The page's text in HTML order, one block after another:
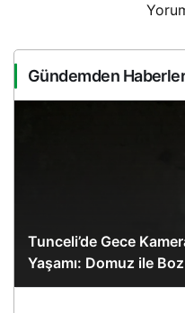
Gündemden
Tunceli’de Gece
Yaşamı: Domuz ile